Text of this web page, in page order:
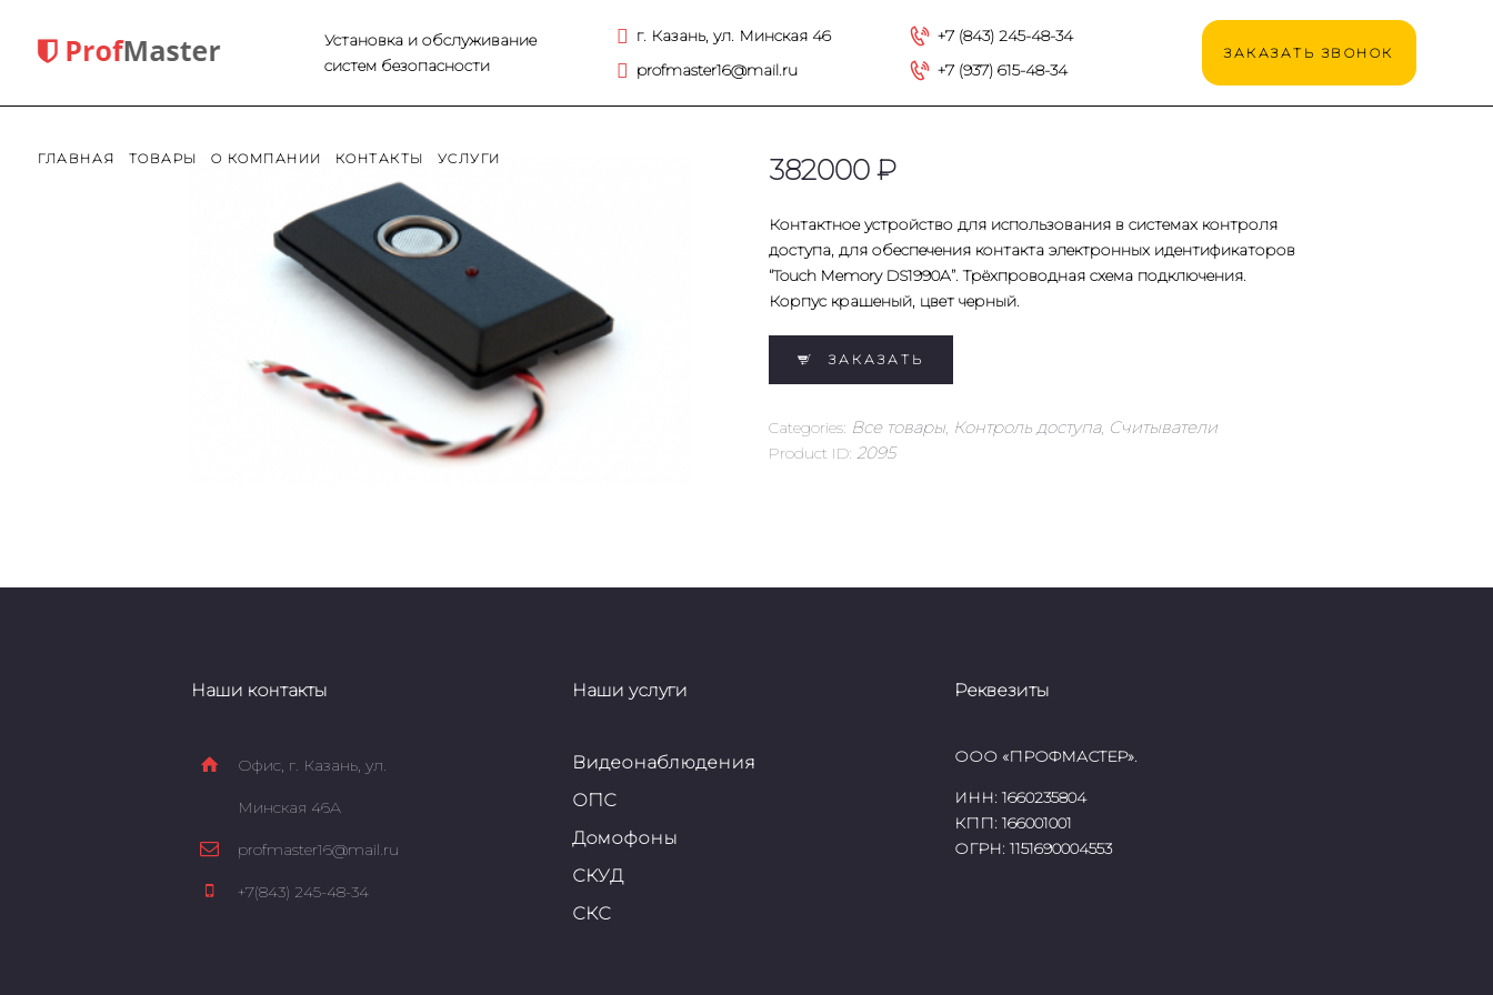
Установка и обслуживание
систем безопасности
г. Казань, ул. Минская 46
profmaster16@mail.ru
+7 (843) 245-48-34
+7 (937) 615-48-34
ЗАКАЗАТЬ ЗВОНОК
ГЛАВНАЯ ТОВАРЫ О КОМПАНИИ КОНТАКТЫ УСЛУГИ
ГЛАВНАЯ
ТОВАРЫ
О КОМПАНИИ
КОНТАКТЫ
УСЛУГИ
382000 ₽
Контактное устройство для использования в системах контроля
доступа, для обеспечения контакта электронных идентификаторов
“Touch Memory DS1990A”. Трёхпроводная схема подключения.
Корпус крашеный, цвет черный.
ЗАКАЗАТЬ
Categories: Все товары, Контроль доступа, Считыватели
Product ID: 2095
Наши контакты
Офис, г. Казань, ул.
Минская 46А
profmaster16@mail.ru
+7(843) 245-48-34
Наши услуги
Видеонаблюдения
ОПС
Домофоны
СКУД
СКС
Реквезиты
ООО «ПРОФМАСТЕР».
ИНН: 1660235804
КПП: 166001001
ОГРН: 1151690004553